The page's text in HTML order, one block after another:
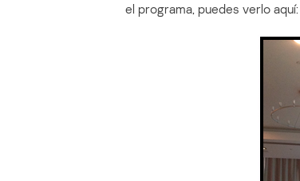
el programa, puedes verlo aquí: